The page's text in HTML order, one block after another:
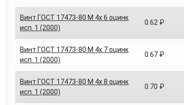
Винт ГОСТ 17473-80 M 4x 6 оцинк
исп. 1 (2000)
0.62 ₽
Винт ГОСТ 17473-80 M 4x 7 оцинк
исп. 1 (2000)
0.67 ₽
Винт ГОСТ 17473-80 M 4x 8 оцинк
исп. 1 (2000)
0.70 ₽